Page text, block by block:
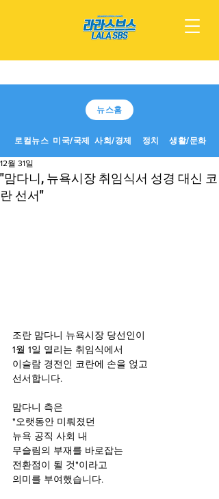
뉴스홈
로컬뉴스 미국/국제 사회/경제 정치 생활/문화
"맘다니, 뉴욕시장 취임식서 성경 대신 코
란 선서"
12월 31일
조란 맘다니 뉴욕시장 당선인이
1월 1일 열리는 취임식에서
이슬람 경전인 코란에 손을 얹고
선서합니다.
맘다니 측은
"오랫동안 미뤄졌던
뉴욕 공직 사회 내
무슬림의 부재를 바로잡는
전환점이 될 것"이라고
의미를 부여했습니다.